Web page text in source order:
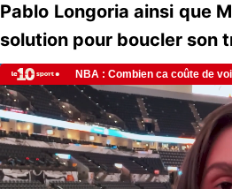
Pablo Longoria ainsi que
solution pour boucler son